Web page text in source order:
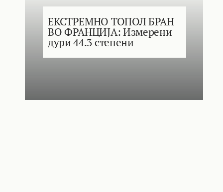
ЕКСТРЕМНО ТОПОЛ БРАН
ВО ФРАНЦИЈА: Измерени
дури 44.3 степени